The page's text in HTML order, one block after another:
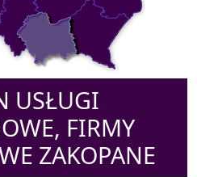
USŁUGI
FIRMY
ZAKOPANE